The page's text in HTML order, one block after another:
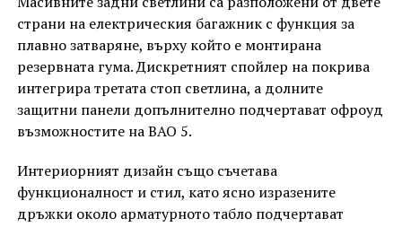
страни на електрическия багажник с функция за
плавно затваряне, върху който е монтирана
резервната гума. Дискретният спойлер на покрива
интегрира третата стоп светлина, а долните
защитни панели допълнително подчертават офроуд
възможностите на BAO 5.
Интериорният дизайн също съчетава
функционалност и стил, като ясно изразените
дръжки около арматурното табло подчертават